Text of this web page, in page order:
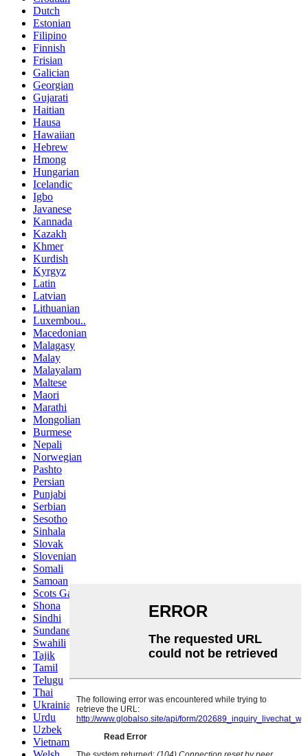
Dutch
Estonian
Filipino
Finnish
Frisian
Galician
Georgian
Gujarati
Haitian
Hausa
Hawaiian
Hebrew
Hmong
Hungarian
Icelandic
Igbo
Javanese
Kannada
Kazakh
Khmer
Kurdish
Kyrgyz
Latin
Latvian
Lithuanian
Luxembou..
Macedonian
Malagasy
Malay
Malayalam
Maltese
Maori
Marathi
Mongolian
Burmese
Nepali
Norwegian
Pashto
Persian
Punjabi
Serbian
Sesotho
Sinhala
Slovak
Slovenian
Somali
Samoan
Scots Gaelic
Shona
Sindhi
Sundanese
Swahili
Tajik
Tamil
Telugu
Thai
Ukrainian
Urdu
Uzbek
Vietnamese